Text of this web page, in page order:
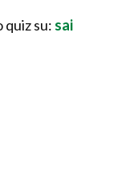
quiz su: sai